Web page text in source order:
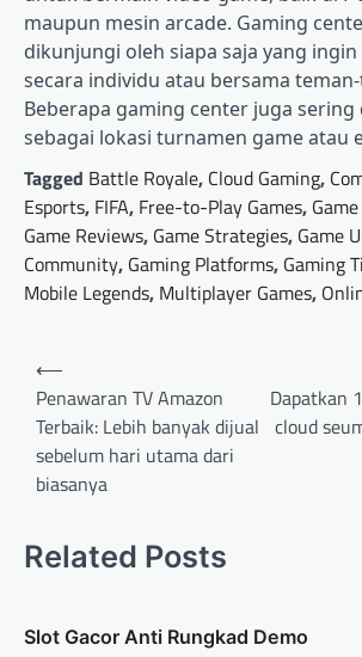
maupun mesin arcade. Gaming
dikunjungi oleh siapa saja yang
secara individu atau bersama
Beberapa gaming center juga sering
sebagai lokasi turnamen game atau
Tagged Battle Royale, Cloud Gaming,
Esports, FIFA, Free-to-Play Games,
Game Reviews, Game Strategies, Game
Community, Gaming Platforms, Gaming
Mobile Legends, Multiplayer Games,
Post
navigation
⟵
Penawaran TV Amazon
Terbaik: Lebih banyak dijual
sebelum hari utama dari
biasanya
Dapatkan
cloud
Related Posts
Slot Gacor Anti Rungkad Demo